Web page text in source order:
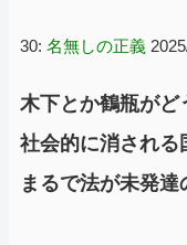
30: 名無しの正義
木下とか鶴瓶がど
社会的に消される
まるで法が未発